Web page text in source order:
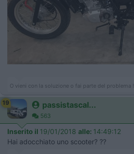
O vieni con la soluzione o fai parte del problema !
19 passistascal...
563
Inserito il 19/01/2018 alle: 14:49:12
Hai adocchiato uno scooter? ??